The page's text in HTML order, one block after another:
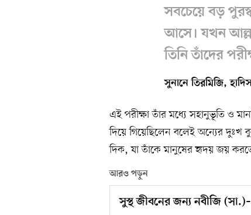
সবচেয়ে বড়
আসে। যখন
তিনি তাঁদের
সুনানে তিরমিজি,
এই পরীক্ষা তাঁর মধ্যে সহানুভূতি ও
দিয়ে গিয়েছিলেন বলেই অন্যের দুঃখ
দিক, যা তাঁকে মানুষের হৃদয় জয়
আরও পড়ুন
সুস্থ জীবনের জন্য নবীজি